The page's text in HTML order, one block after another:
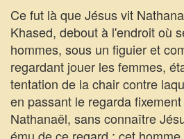
Ce fut là que Jésus vit
Khased, debout à l'endroit où
hommes, sous un figuier et
regardant jouer les femmes,
tentation de la chair contre
en passant le regarda
Nathanaël, sans connaître